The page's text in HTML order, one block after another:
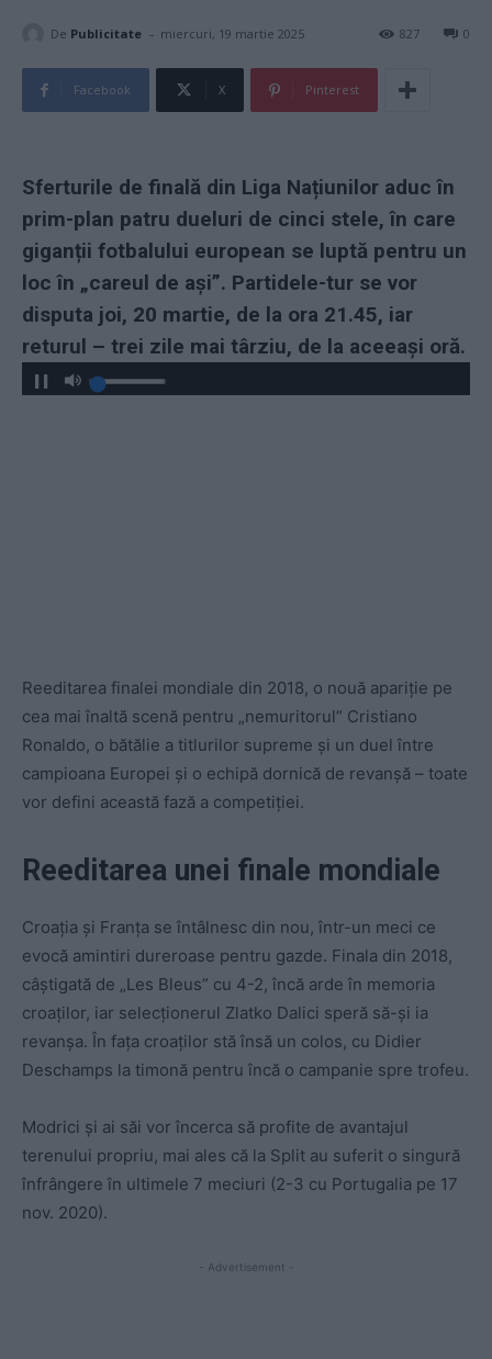
De Publicitate - miercuri, 19 martie 2025 0
827
Facebook X Pinterest
Sferturile de finală din Liga Națiunilor aduc în
prim-plan patru dueluri de cinci stele, în care
giganții fotbalului european se luptă pentru un
loc în „careul de ași”. Partidele-tur se vor
disputa joi, 20 martie, de la ora 21.45, iar
returul – trei zile mai târziu, de la aceeași oră.
Reeditarea finalei mondiale din 2018, o nouă apariție pe
cea mai înaltă scenă pentru „nemuritorul” Cristiano
Ronaldo, o bătălie a titlurilor supreme și un duel între
campioana Europei și o echipă dornică de revanșă – toate
vor defini această fază a competiției.
Reeditarea unei finale mondiale
Croația și Franța se întâlnesc din nou, într-un meci ce
evocă amintiri dureroase pentru gazde. Finala din 2018,
câștigată de „Les Bleus” cu 4-2, încă arde în memoria
croaților, iar selecționerul Zlatko Dalici speră să-și ia
revanșa. În fața croaților stă însă un colos, cu Didier
Deschamps la timonă pentru încă o campanie spre trofeu.
Modrici și ai săi vor încerca să profite de avantajul
terenului propriu, mai ales că la Split au suferit o singură
înfrângere în ultimele 7 meciuri (2-3 cu Portugalia pe 17
nov. 2020).
- Advertisement -